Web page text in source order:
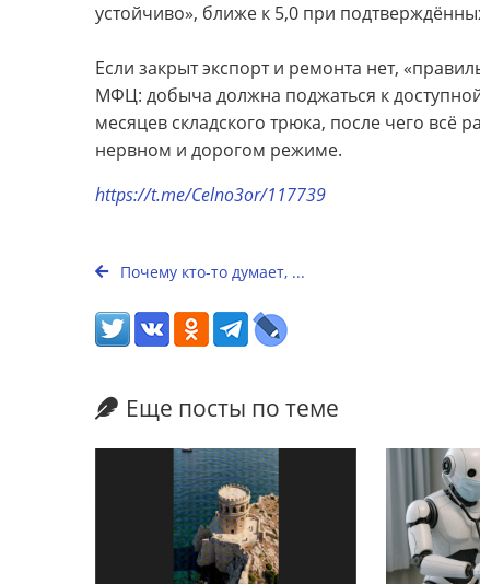
устойчиво», ближе к 5,0 при
Если закрыт экспорт и ремонта нет,
МФЦ: добыча должна поджаться к
месяцев складского трюка, после чего всё
нервном и дорогом режиме.
https://t.me/Celno3or/117739
Почему кто-то думает, ...
Еще посты по теме